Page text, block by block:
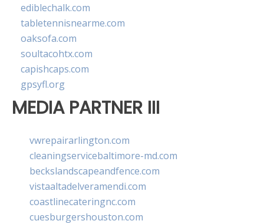
ediblechalk.com
tabletennisnearme.com
oaksofa.com
soultacohtx.com
capishcaps.com
gpsyfl.org
MEDIA PARTNER III
vwrepairarlington.com
cleaningservicebaltimore-md.com
beckslandscapeandfence.com
vistaaltadelveramendi.com
coastlinecateringnc.com
cuesburgershouston.com